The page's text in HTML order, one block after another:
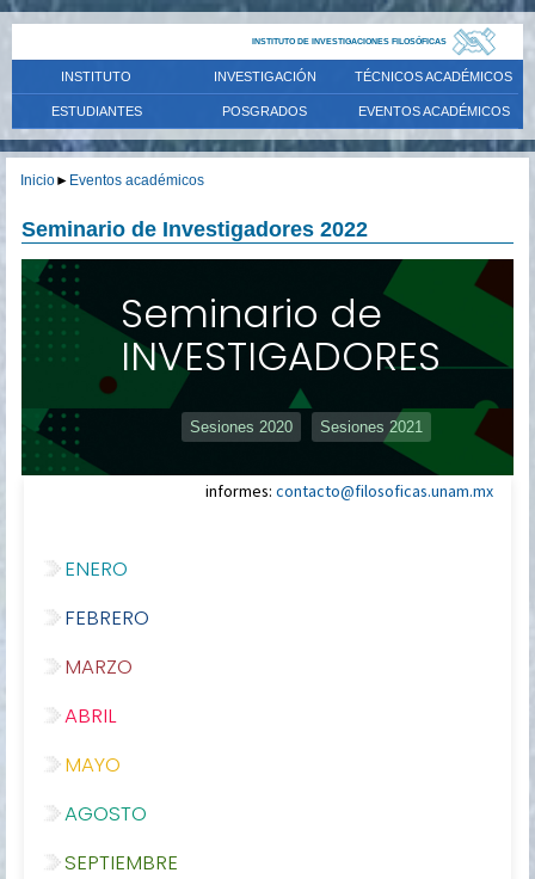
INSTITUTO DE INVESTIGACIONES FILOSÓFICAS
INSTITUTO INVESTIGACIÓN TÉCNICOS ACADÉMICOS
ESTUDIANTES POSGRADOS EVENTOS ACADÉMICOS
Inicio► Eventos académicos
Seminario de Investigadores 2022
Seminario de
INVESTIGADORES
Sesiones 2020 Sesiones 2021
informes: contacto@filosoficas.unam.mx
ENERO
FEBRERO
MARZO
ABRIL
MAYO
AGOSTO
SEPTIEMBRE